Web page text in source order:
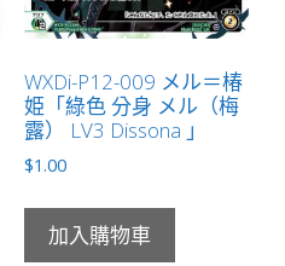
WXDi-P12-009 メル＝椿
姫「綠色 分身 メル（梅
露） LV3 Dissona 」
$1.00
加入購物車